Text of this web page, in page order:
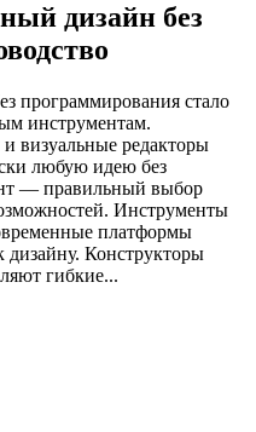
дизайн без
программирования стало
инструментам.
визуальные редакторы
любую идею без
— правильный выбор
Инструменты
платформы
дизайну. Конструкторы
гибкие...